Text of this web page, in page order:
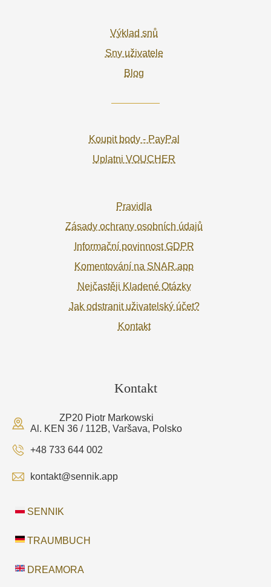
Výklad snů
Sny uživatele
Blog
Koupit body - PayPal
Uplatni VOUCHER
Pravidla
Zásady ochrany osobních údajů
Informační povinnost GDPR
Komentování na SNAR.app
Nejčastěji Kladené Otázky
Jak odstranit uživatelský účet?
Kontakt
Kontakt
ZP20 Piotr Markowski
Al. KEN 36 / 112B, Varšava, Polsko
+48 733 644 002
kontakt@sennik.app
SENNIK
TRAUMBUCH
DREAMORA